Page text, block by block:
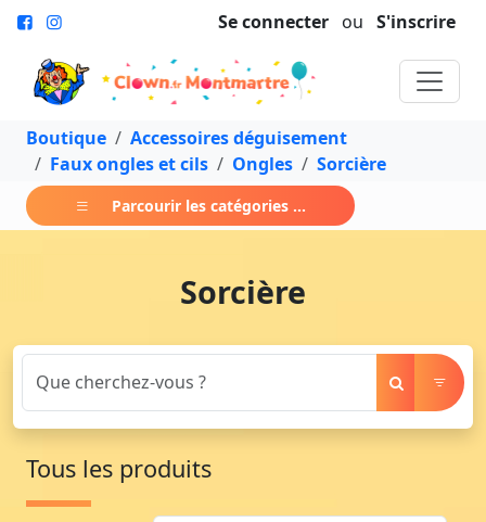
Se connecter ou S'inscrire
Boutique
Accessoires déguisement
Faux ongles et cils
Ongles Sorcière
Parcourir les catégories ...
Sorcière
Tous les produits